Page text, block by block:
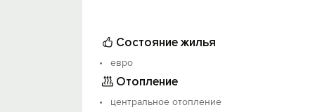
В квартире строго запрещено
что Вам бывает не просто найти
согласовании. Животное животному
оплата.
Командированным специалистам
государственными организациями
Состояние жилья
евро
Отопление
центральное отопление